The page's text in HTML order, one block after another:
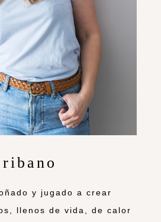
y jugado a crear
llenos de vida, de calor